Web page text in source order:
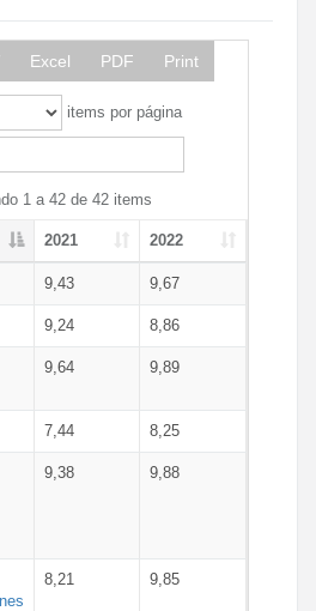
Excel PDF Print
items por página
1 a 42 de 42 items
2021 2022
9,43 9,67
9,24 8,86
9,64 9,89
7,44 8,25
9,38 9,88
8,21 9,85